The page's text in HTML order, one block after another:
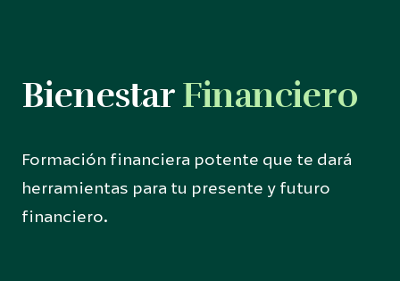
BienestarFinanciero
Formación financiera potente que te dará
herramientas para tu presente y futuro
financiero.